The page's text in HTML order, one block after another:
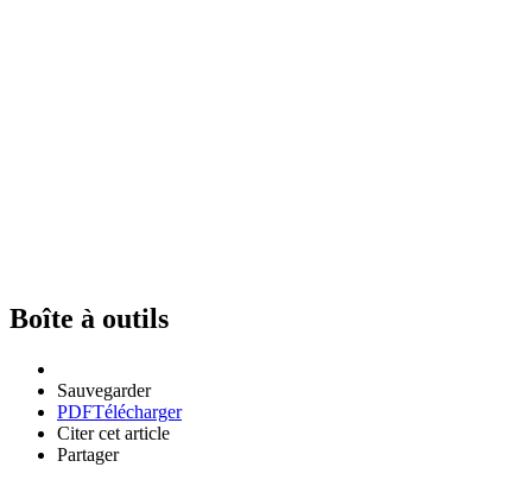
Boîte à outils
Sauvegarder
PDFTélécharger
Citer cet article
Partager